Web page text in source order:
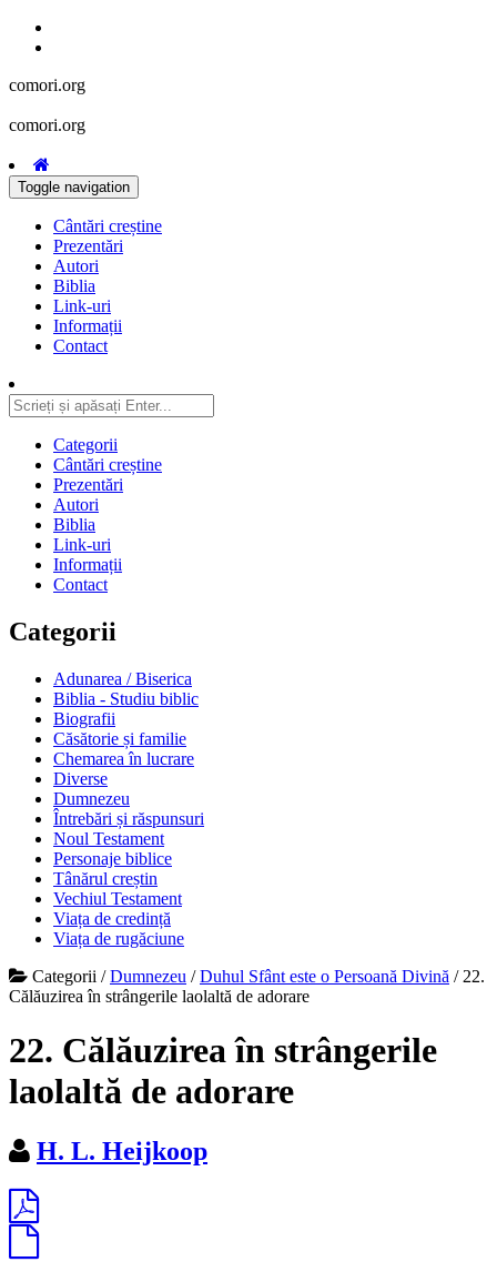
comori.org
comori.org
Toggle navigation
Cântări creștine
Prezentări
Autori
Biblia
Link-uri
Informații
Contact
Categorii
Cântări creștine
Prezentări
Autori
Biblia
Link-uri
Informații
Contact
Categorii
Adunarea / Biserica
Biblia - Studiu biblic
Biografii
Căsătorie și familie
Chemarea în lucrare
Diverse
Dumnezeu
Întrebări și răspunsuri
Noul Testament
Personaje biblice
Tânărul creștin
Vechiul Testament
Viața de credință
Viața de rugăciune
Categorii /Dumnezeu /Duhul Sfânt este o Persoană Divină / 22.
Călăuzirea în strângerile laolaltă de adorare
22. Călăuzirea în strângerile
laolaltă de adorare
H. L. Heijkoop